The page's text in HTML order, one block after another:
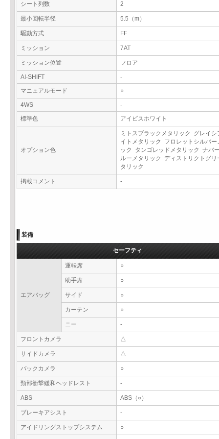
シート列数 2
最小回転半径 5.5（m）
駆動方式 FF
ミッション 7AT
ミッション位置 フロア
AI-SHIFT
-
マニュアルモード
○
4WS
-
標準色
アイビスホワイト
オプション色
ミトスブラックメタリック グレイシ
イトメタリック フロレットシルバー
ック タンゴレッドメタリック ナバ
ルーメタリック ディストリクトグリ
タリック
掲載コメント -
装備
セーフティ
エアバッグ
運転席 ○
助手席 ○
サイド ○
カーテン ○
ニー -
フロントカメラ △
サイドカメラ △
バックカメラ ○
頸部衝撃緩和ヘッドレスト -
ABS ABS（○）
ブレーキアシスト -
アイドリングストップシステム ○